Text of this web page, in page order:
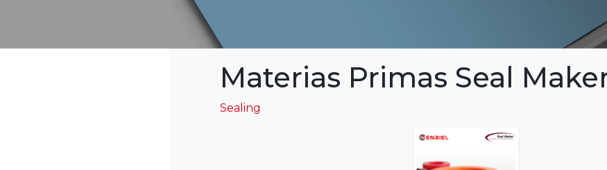
Materias Primas Seal
Sealing